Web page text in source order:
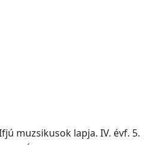
muzsikusok lapja. IV. évf. 5.